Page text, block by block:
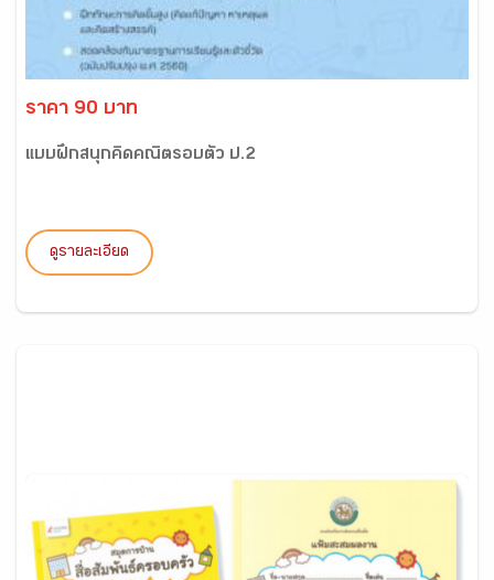
ราคา 90 บาท
แบบฝึกสนุกคิดคณิตรอบตัว ป.2
ดูรายละเอียด